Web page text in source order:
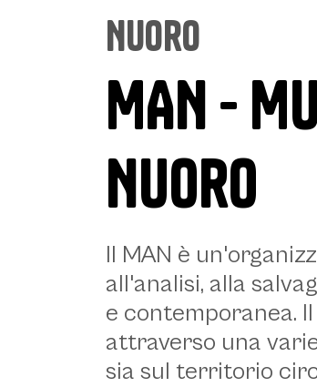
Nuoro
MAN -
Nuoro
Descrizione
Il MAN è
all'analisi, alla
e contemporanea.
attraverso una
sia sul territorio